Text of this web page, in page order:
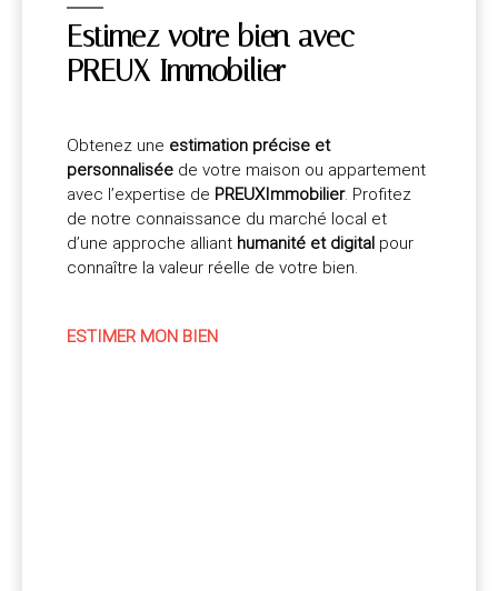
Estimez votre bien avec
PREUX Immobilier
Obtenez une estimation précise et
personnalisée de votre maison ou appartement
avec l’expertise de PREUXImmobilier. Profitez
de notre connaissance du marché local et
d’une approche alliant humanité et digital pour
connaître la valeur réelle de votre bien.
ESTIMER MON BIEN